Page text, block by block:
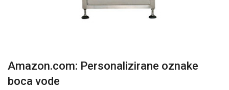
Amazon.com: Personalizirane oznake
boca vode